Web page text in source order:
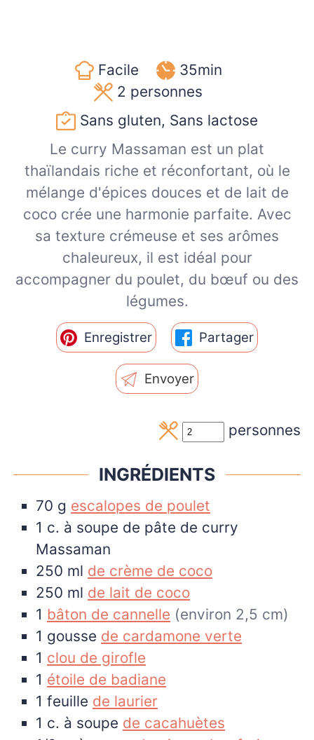
Facile
35min
2 personnes
Sans gluten, Sans lactose
Le curry Massaman est un plat
thaïlandais riche et réconfortant, où le
mélange d'épices douces et de lait de
coco crée une harmonie parfaite. Avec
sa texture crémeuse et ses arômes
chaleureux, il est idéal pour
accompagner du poulet, du bœuf ou des
légumes.
Enregistrer Partager
Envoyer
personnes
INGRÉDIENTS
70 g escalopes de poulet
1 c. à soupe de pâte de curry
Massaman
250 ml de crème de coco
250 ml de lait de coco
1 bâton de cannelle (environ 2,5 cm)
1 gousse de cardamone verte
1 clou de girofle
1 étoile de badiane
1 feuille de laurier
1 c. à soupe de cacahuètes